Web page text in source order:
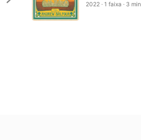
2022 · 1 faixa · 3 min